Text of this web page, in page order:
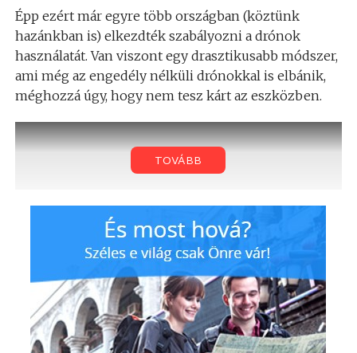
Épp ezért már egyre több országban (köztünk
hazánkban is) elkezdték szabályozni a drónok
használatát. Van viszont egy drasztikusabb módszer,
ami még az engedély nélküli drónokkal is elbánik,
méghozzá úgy, hogy nem tesz kárt az eszközben.
TOVÁBB